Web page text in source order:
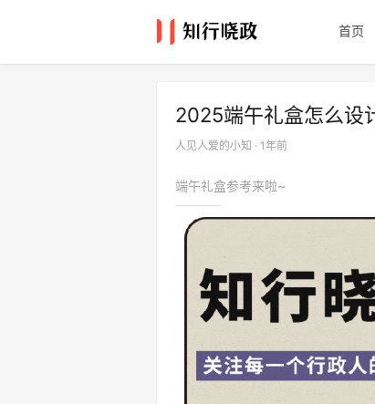
首页
2025端午礼盒怎么设
人见人爱的小知 · 1年前
端午礼盒参考来啦~